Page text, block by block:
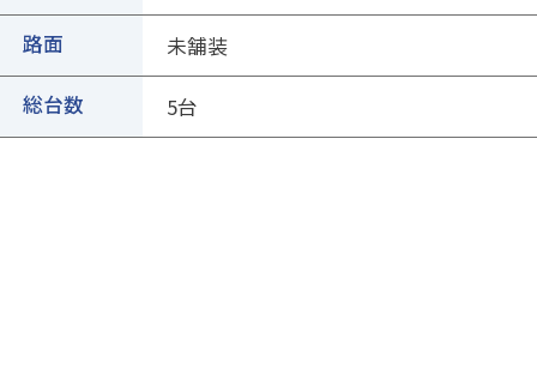
路面 未舗装
総台数 5台
③専用フォームに必要事項を入力し、送信